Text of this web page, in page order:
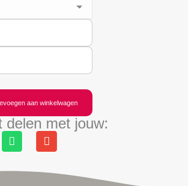
aan winkelwagen
delen met jouw: